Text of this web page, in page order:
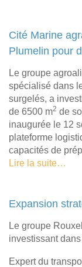
Cité Marine
Plumelin pour
Le groupe
spécialisé dans
surgelés, a
de 6500 m2 de
inaugurée le 12
plateforme
capacités de
Lire la suite…
Expansion
Le groupe
investissant
Expert du